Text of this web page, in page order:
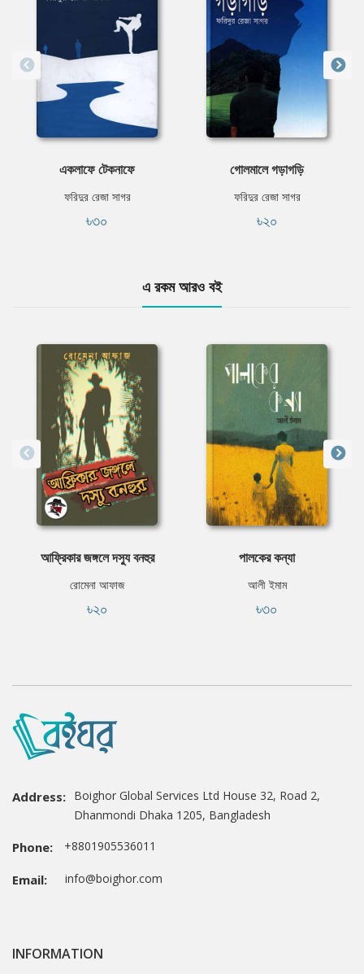
একলাফে টেকনাফে
ফরিদুর রেজা সাগর
৳৩০
গোলমালে গড়াগড়ি
ফরিদুর রেজা সাগর
৳২০
এ রকম আরও বই
আফ্রিকার জঙ্গলে দস্যু বনহুর
রোমেনা আফাজ
৳২০
পালকের কন্যা
আলী ইমাম
৳৩০
Address: Boighor Global Services Ltd House 32, Road 2,
Dhanmondi Dhaka 1205, Bangladesh
Phone: +8801905536011
Email: info@boighor.com
INFORMATION